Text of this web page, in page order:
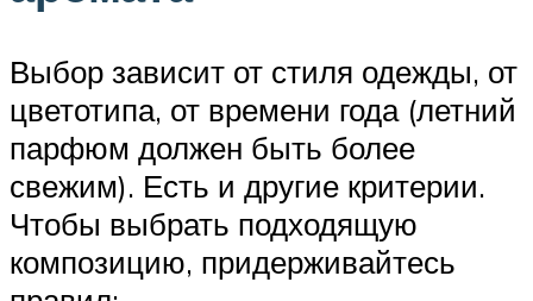
Выбор зависит от стиля одежды, от
цветотипа, от времени года (летний
парфюм должен быть более
свежим). Есть и другие критерии.
Чтобы выбрать подходящую
композицию, придерживайтесь